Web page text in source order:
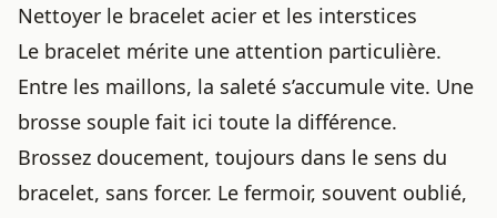
Nettoyer le bracelet acier et les interstices
Le bracelet mérite une attention particulière.
Entre les maillons, la saleté s’accumule vite. Une
brosse souple fait ici toute la différence.
Brossez doucement, toujours dans le sens du
bracelet, sans forcer. Le fermoir, souvent oublié,